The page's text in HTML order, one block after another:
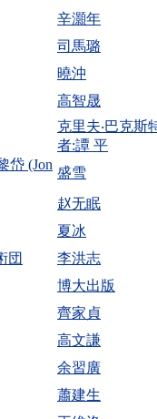
辛灝年
司馬璐
曉沖
高智晟
克里夫‧巴克斯
者:譚 平
岱 (Jon
盛雪
赵无眠
夏冰
団
李洪志
博大出版
齊家貞
高文謙
余習廣
蕭建生